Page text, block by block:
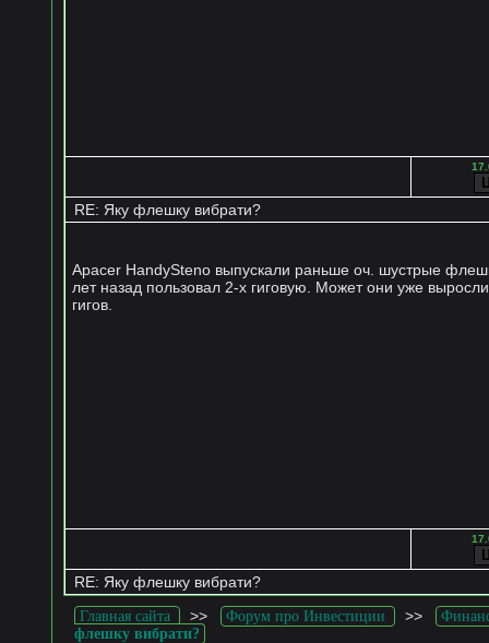
RE: Яку флешку вибрати?
Apacer HandySteno выпускали раньше оч. шустрые
лет назад пользовал 2-х гиговую. Может они уже
гигов.
RE: Яку флешку вибрати?
Главная сайта >> Форум про Инвестиции >>
флешку вибрати?